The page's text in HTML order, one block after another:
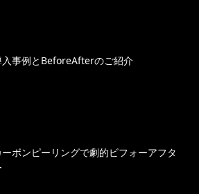
入事例とBeforeAfterのご紹介
ーボンピーリングで劇的ビフォーアフタ